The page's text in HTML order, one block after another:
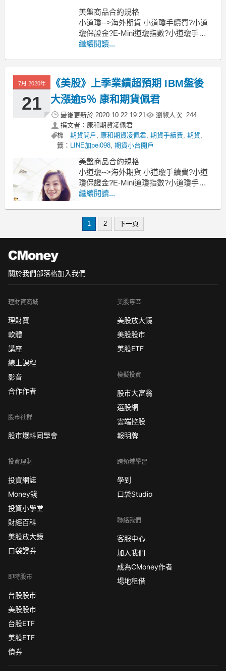
美盤商品合約規格
小道瓊-->海外期貨 小道瓊手續費?小道
瓊保證金?E-Mini道瓊指數?小道瓊手機
下單?小道瓊結算日?康和佩君
貨結算日？標普500期貨手續費？
小那斯達克指數期
繼續閱讀...
7月 2020年
21
《美股》上季業績超預期 IBM盤後
大漲逾5％ 康和期貨佩君
最後更新於 2020.10.22 19:21 瀏覽人次 :244
撰文者：康和期貨凌佩君
標
籤：
期貨開戶 , 康和期貨凌佩君,期貨手續費,期貨,
LINE加pei098,期貨小台開戶
美盤商品合約規格
小道瓊-->海外期貨 小道瓊手續費?小道
瓊保證金?E-Mini道瓊指數?小道瓊手機
下單?小道瓊結算日?康和佩君
貨結算日？標普500期貨手續費？
繼續閱讀...
1 2 下一頁
關於我們部落格加入我們
理財寶商城
理財寶
軟體
講座
線上課程
影音
合作作者
股市社群
股市爆料同學會
投資理財
投資網誌
Money錢
投資小學堂
財經百科
美股放大鏡
口袋證券
即時股市
台股股市
美股股市
台股ETF
美股ETF
債券
美股專區
美股放大鏡
美股股市
美股ETF
模擬投資
股市大富翁
選股網
雲端控股
報明牌
跨領域學習
學到
口袋Studio
聯絡我們
客服中心
加入我們
成為CMoney作者
場地租借